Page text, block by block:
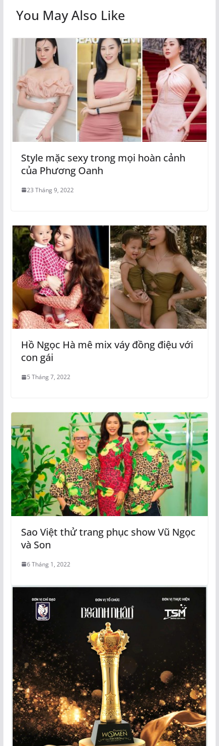
You May Also Like
Style mặc sexy trong mọi hoàn cảnh
của Phương Oanh
23 Tháng 9, 2022
Hồ Ngọc Hà mê mix váy đồng điệu với
con gái
5 Tháng 7, 2022
Sao Việt thử trang phục show Vũ Ngọc
và Son
6 Tháng 1, 2022